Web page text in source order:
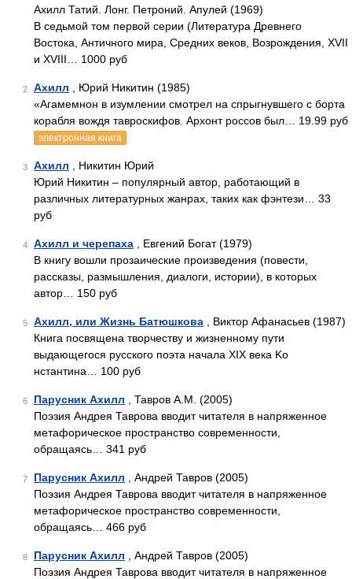
Ахилл Татий. Лонг. Петроний. Апулей (1969)
В седьмой том первой серии (Литература Древнего
Востока, Античного мира, Средних веков, Возрождения, XVII
и XVIII… 1000 руб
2 Ахилл , Юрий Никитин (1985)
«Агамемнон в изумлении смотрел на спрыгнувшего с борта
корабля вождя тавроскифов. Архонт россов был… 19.99 руб
электронная книга
3 Ахилл , Никитин Юрий
Юрий Никитин – популярный автор, работающий в
различных литературных жанрах, таких как фэнтези… 33
руб
4 Ахилл и черепаха , Евгений Богат (1979)
В книгу вошли прозаические произведения (повести,
рассказы, размышления, диалоги, истории), в которых
автор… 150 руб
5 Ахилл, или Жизнь Батюшкова , Виктор Афанасьев (1987)
Книга посвящена творчеству и жизненному пути
выдающегося русского поэта начала XIX века Ko
нстантина… 100 руб
6 Парусник Ахилл , Тавров А.М. (2005)
Поэзия Андрея Таврова вводит читателя в напряженное
метафорическое пространство современности,
обращаясь… 341 руб
7 Парусник Ахилл , Андрей Тавров (2005)
Поэзия Андрея Таврова вводит читателя в напряженное
метафорическое пространство современности,
обращаясь… 466 руб
8 Парусник Ахилл , Андрей Тавров (2005)
Поэзия Андрея Таврова вводит читателя в напряженное